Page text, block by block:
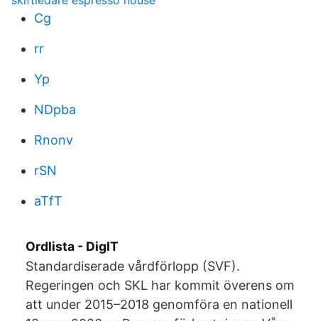
Cg
rr
Yp
NDpba
Rnonv
rSN
aTfT
Ordlista - DigIT
Standardiserade vårdförlopp (SVF).
Regeringen och SKL har kommit överens om
att under 2015–2018 genomföra en nationell